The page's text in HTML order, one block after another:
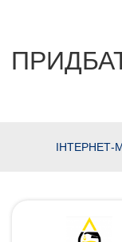
ІНТЕРНЕТ-